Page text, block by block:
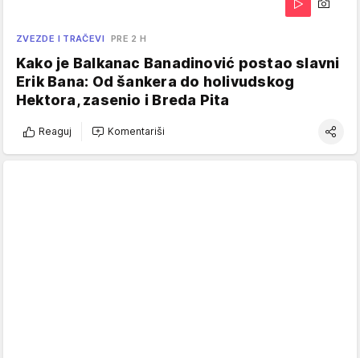
ZVEZDE I TRAČEVI PRE 2 H
Kako je Balkanac Banadinović postao slavni
Erik Bana: Od šankera do holivudskog
Hektora, zasenio i Breda Pita
Reaguj Komentariši